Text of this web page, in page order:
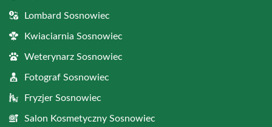
Lombard Sosnowiec
Kwiaciarnia Sosnowiec
Weterynarz Sosnowiec
Fotograf Sosnowiec
Fryzjer Sosnowiec
Salon Kosmetyczny Sosnowiec